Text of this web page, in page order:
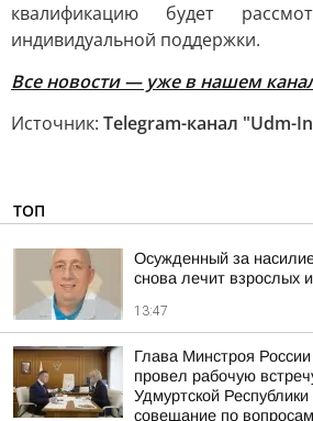
квалификацию будет
индивидуальной поддержки.
Все новости — уже в нашем
Источник: Telegram-канал "Udm-
ТОП
Осужденный за
снова лечит взрослых
13:47
Глава Минстроя
провел рабочую
Удмуртской
совещание по